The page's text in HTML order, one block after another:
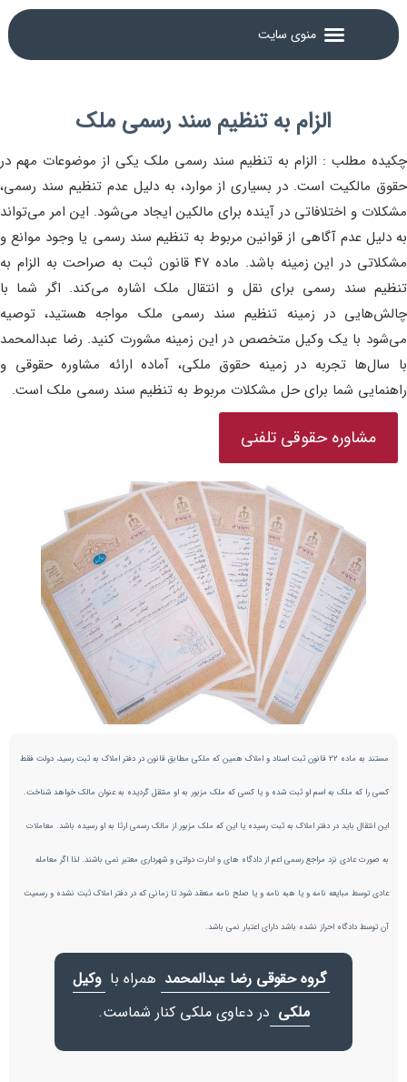
الزام به تنظيم سند رسمی ملک
چکیده مطلب : الزام به تنظیم سند رسمی ملک یکی از موضوعات مهم در
حقوق مالکیت است. در بسیاری از موارد، به دلیل عدم تنظیم سند رسمی،
مشکلات و اختلافاتی در آینده برای مالکین ایجاد می‌شود. این امر می‌تواند
به دلیل عدم آگاهی از قوانین مربوط به تنظیم سند رسمی یا وجود موانع و
مشکلاتی در این زمینه باشد. ماده ۴۷ قانون ثبت به صراحت به الزام به
تنظیم سند رسمی برای نقل و انتقال ملک اشاره می‌کند. اگر شما با
چالش‌هایی در زمینه تنظیم سند رسمی ملک مواجه هستید، توصیه
می‌شود با یک وکیل متخصص در این زمینه مشورت کنید. رضا عبدالمحمد
با سال‌ها تجربه در زمینه حقوق ملکی، آماده ارائه مشاوره حقوقی و
راهنمایی شما برای حل مشکلات مربوط به تنظیم سند رسمی ملک است.
مشاوره حقوقی تلفنی
مستند به ماده 22 قانون ثبت اسناد و املاک همین‌ که‌ ملکی‌ مطابق‌ قانون‌ در دفتر املاک‌ به‌ ثبت‌ رسید، دولت‌ فقط‌
کسی‌ را که‌ ملک‌ به‌ اسم‌ او ثبت‌ شده‌ و یا کسی‌ که‌ ملک‌ مزبور به‌ او منتقل‌ گردیده‌ به عنوان مالک خواهد شناخت.
این‌ انتقال‌ باید در دفتر املاک‌ به‌ ثبت‌ رسیده‌ یا این‌ که‌ ملک‌ مزبور از مالک‌ رسمی‌ ارثا به‌ او رسیده‌ باشد. معاملات
به صورت عادی نزد مراجع رسمی اعم از دادگاه های و ادارت دولتی و شهرداری معتبر نمی باشند. لذا اگر معامله
عادی توسط مبایعه نامه و یا هبه نامه و یا صلح نامه منعقد شود تا زمانی که در دفتر املاک ثبت نشده و رسمیت
آن توسط دادگاه احراز نشده باشد دارای اعتبار نمی باشد.
گروه حقوقی رضا عبدالمحمد همراه با وکیل
ملکی در دعاوی ملکی کنار شماست.